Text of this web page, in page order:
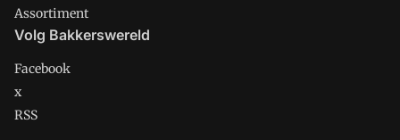
Assortiment
Volg Bakkerswereld
Facebook
x
RSS